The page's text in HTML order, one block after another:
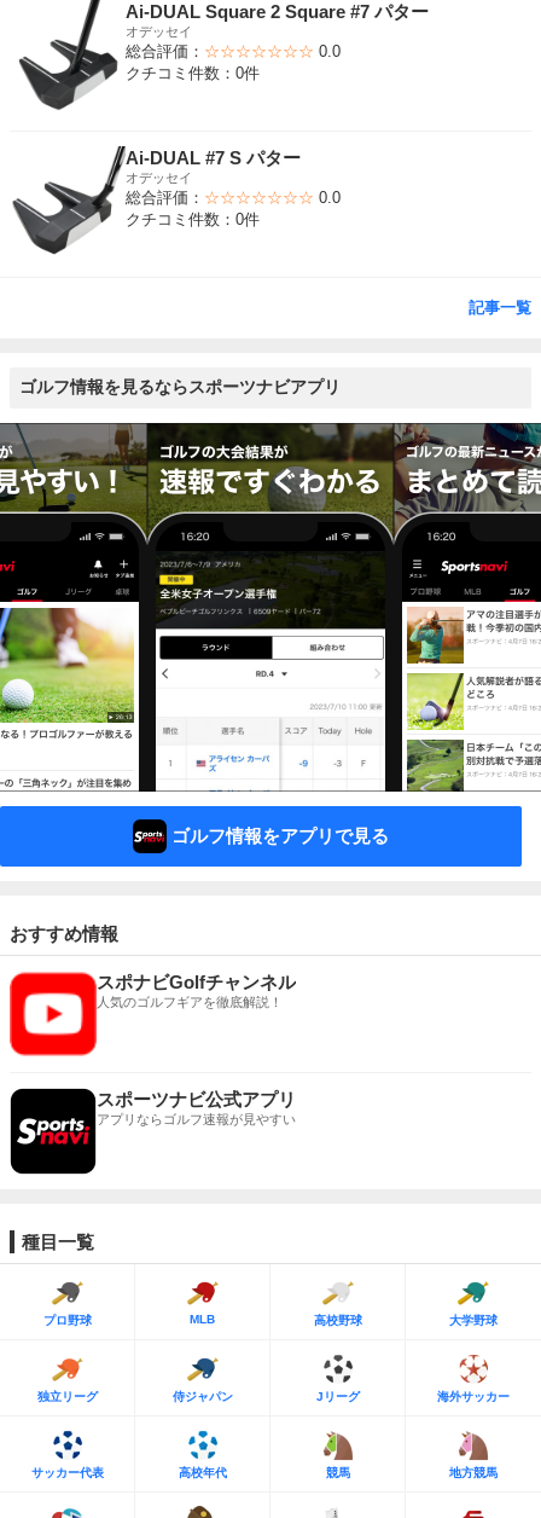
Ai-DUAL Square 2 Square #7 パター
オデッセイ
総合評価： ☆☆☆☆☆☆☆ 0.0
クチコミ件数：0件
Ai-DUAL #7 S パター
オデッセイ
総合評価： ☆☆☆☆☆☆☆ 0.0
クチコミ件数：0件
記事一覧
ゴルフ情報を見るならスポーツナビアプリ
ゴルフ情報をアプリで見る
おすすめ情報
スポナビGolfチャンネル
人気のゴルフギアを徹底解説！
スポーツナビ公式アプリ
アプリならゴルフ速報が見やすい
種目一覧
プロ野球 MLB 高校野球 大学野球
独立リーグ 侍ジャパン Jリーグ 海外サッカー
サッカー代表 高校年代 競馬 地方競馬